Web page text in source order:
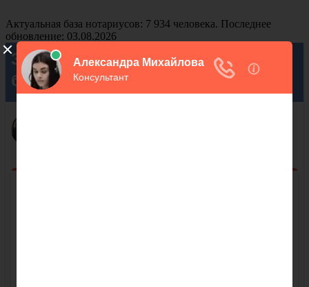
Актуальная база нотариусов: 7 934 человека. Последнее
обновление: 03.08.2026